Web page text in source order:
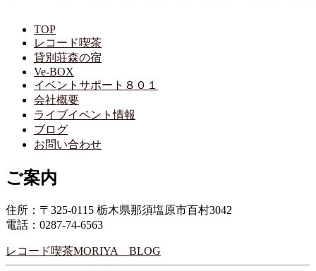
TOP
レコード喫茶
貸別荘森の宿
Ve-BOX
イベントサポート８０１
会社概要
ライブイベント情報
ブログ
お問い合わせ
ご案内
住所：〒325-0115 栃木県那須塩原市百村3042
電話：0287-74-6563
レコード喫茶MORIYA BLOG